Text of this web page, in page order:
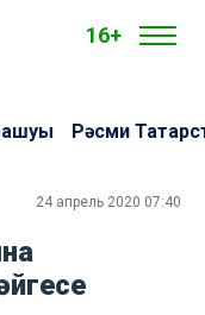
16+
Рәсми
24 апрель 2020 07:40